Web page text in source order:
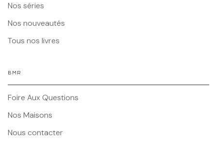
Nos séries
Nos nouveautés
Tous nos livres
BMR
Foire Aux Questions
Nos Maisons
Nous contacter